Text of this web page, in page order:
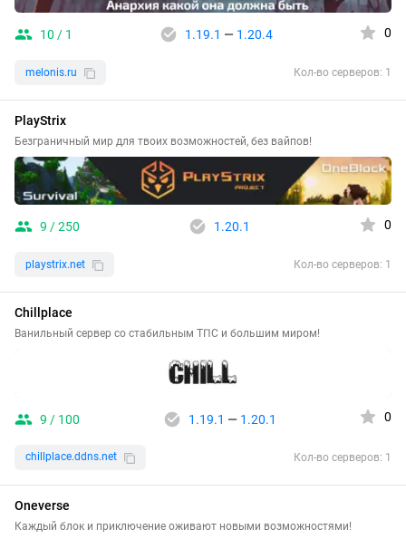
10 / 1 1.19.1 — 1.20.4 0
melonis.ru Кол-во серверов: 1
PlayStrix
Безграничный мир для твоих возможностей, без вайпов!
9 / 250 1.20.1 0
playstrix.net Кол-во серверов: 1
Chillplace
Ванильный сервер со стабильным ТПС и большим миром!
9 / 100 1.19.1 — 1.20.1 0
chillplace.ddns.net Кол-во серверов: 1
Oneverse
Каждый блок и приключение оживают новыми возможностями!